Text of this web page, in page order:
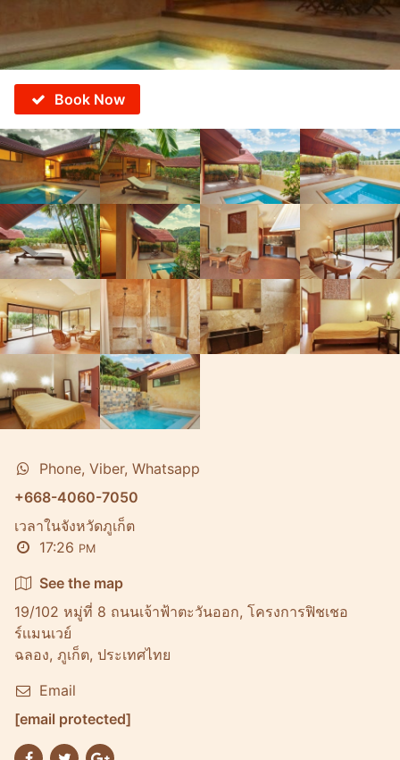
Book Now
Phone, Viber, Whatsapp
+668-4060-7050
เวลาในจังหวัดภูเก็ต
17:26 PM
See the map
19/102 หมู่ที่ 8 ถนนเจ้าฟ้าตะวันออก, โครงการฟิชเชอ
ร์เเมนเวย์
ฉลอง, ภูเก็ต, ประเทศไทย
Email
[email protected]